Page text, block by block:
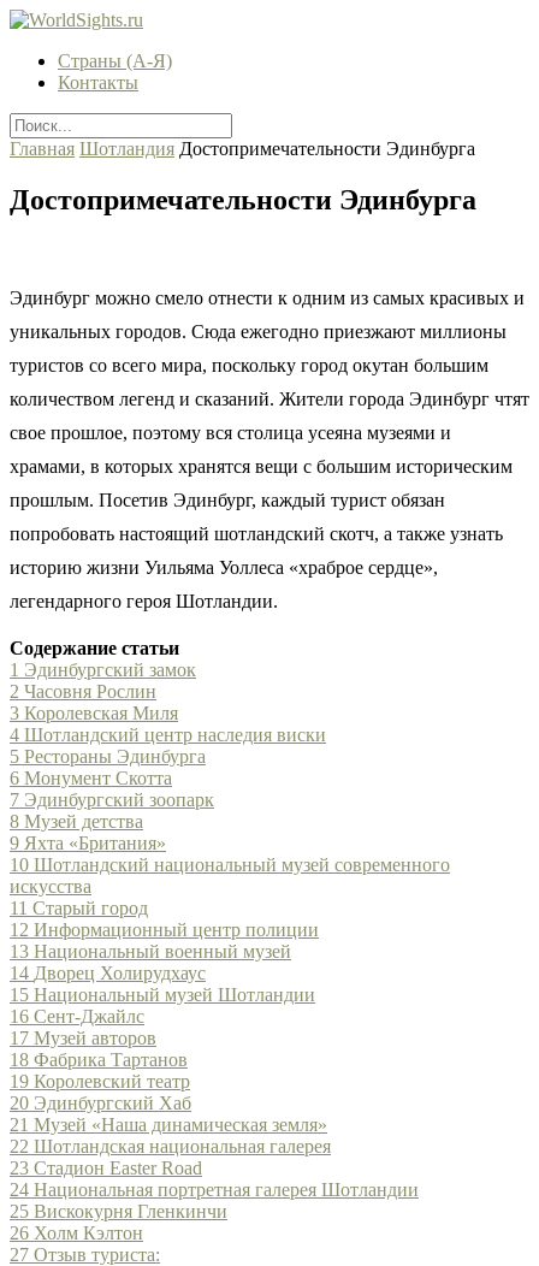
Страны (А-Я)
Контакты
Главная Шотландия Достопримечательности Эдинбурга
Достопримечательности Эдинбурга
Эдинбург можно смело отнести к одним из самых красивых и
уникальных городов. Сюда ежегодно приезжают миллионы
туристов со всего мира, поскольку город окутан большим
количеством легенд и сказаний. Жители города Эдинбург чтят
свое прошлое, поэтому вся столица усеяна музеями и
храмами, в которых хранятся вещи с большим историческим
прошлым. Посетив Эдинбург, каждый турист обязан
попробовать настоящий шотландский скотч, а также узнать
историю жизни Уильяма Уоллеса «храброе сердце»,
легендарного героя Шотландии.
Содержание статьи
1 Эдинбургский замок
2 Часовня Рослин
3 Королевская Миля
4 Шотландский центр наследия виски
5 Рестораны Эдинбурга
6 Монумент Скотта
7 Эдинбургский зоопарк
8 Музей детства
9 Яхта «Британия»
10 Шотландский национальный музей современного
искусства
11 Старый город
12 Информационный центр полиции
13 Национальный военный музей
14 Дворец Холирудхаус
15 Национальный музей Шотландии
16 Сент-Джайлс
17 Музей авторов
18 Фабрика Тартанов
19 Королевский театр
20 Эдинбургский Хаб
21 Музей «Наша динамическая земля»
22 Шотландская национальная галерея
23 Стадион Easter Road
24 Национальная портретная галерея Шотландии
25 Вискокурня Гленкинчи
26 Холм Кэлтон
27 Отзыв туриста: